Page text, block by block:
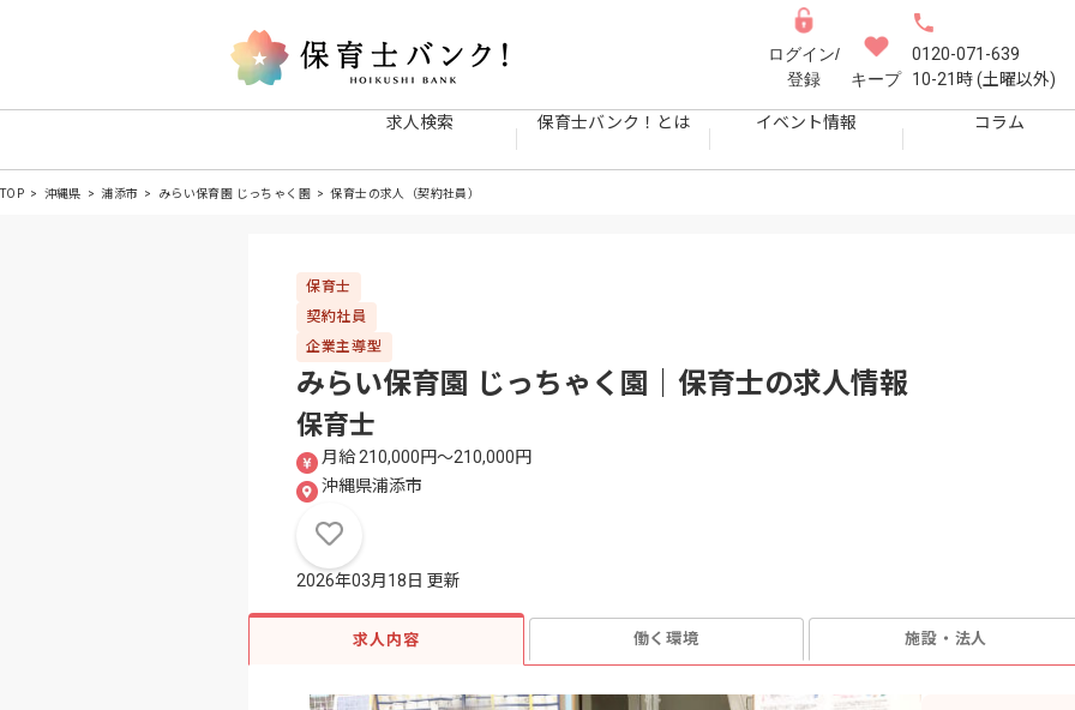
ログイン/
登録
キープ
0120-071-639
10-21時 (土曜以外)
求人検索 保育士バンク！とは イベント情報 コラム
TOP 沖縄県 浦添市 みらい保育園 じっちゃく園 保育士の求人（契約社員）
保育士
契約社員
企業主導型
みらい保育園 じっちゃく園｜保育士の求人情報
保育士
月給 210,000円〜210,000円
沖縄県浦添市
2026年03月18日 更新
求人内容 働く環境 施設・法人